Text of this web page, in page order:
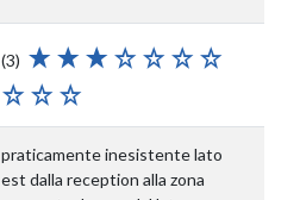
(3)
praticamente inesistente lato
est dalla reception alla zona